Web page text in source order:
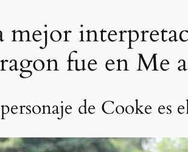
mejor
fue en Me
de Cooke es